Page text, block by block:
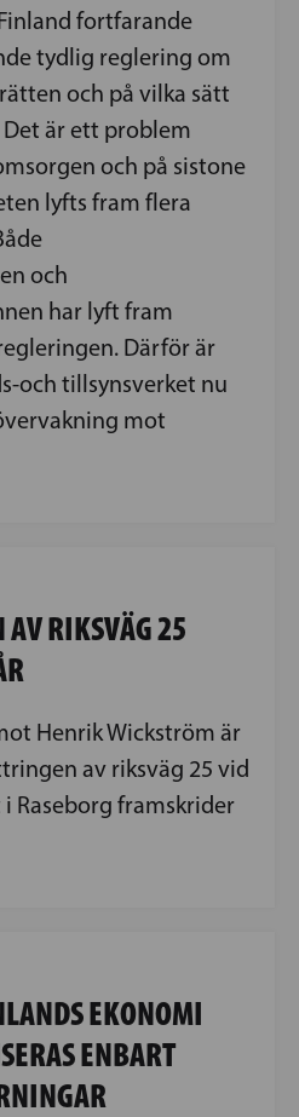
fortfarande
tydlig reglering om
och på vilka sätt
Det är ett problem
och på sistone
lyfts fram flera
och
har lyft fram
Därför är
och tillsynsverket nu
mot
AV RIKSVÄG 25
Henrik Wickström är
av riksväg 25 vid
Raseborg framskrider
EKONOMI
ENBART